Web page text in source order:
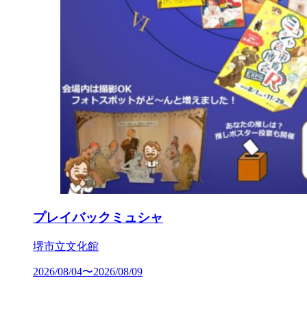
プレイバックミュシャ
堺市立文化館
2026/08/04〜2026/08/09